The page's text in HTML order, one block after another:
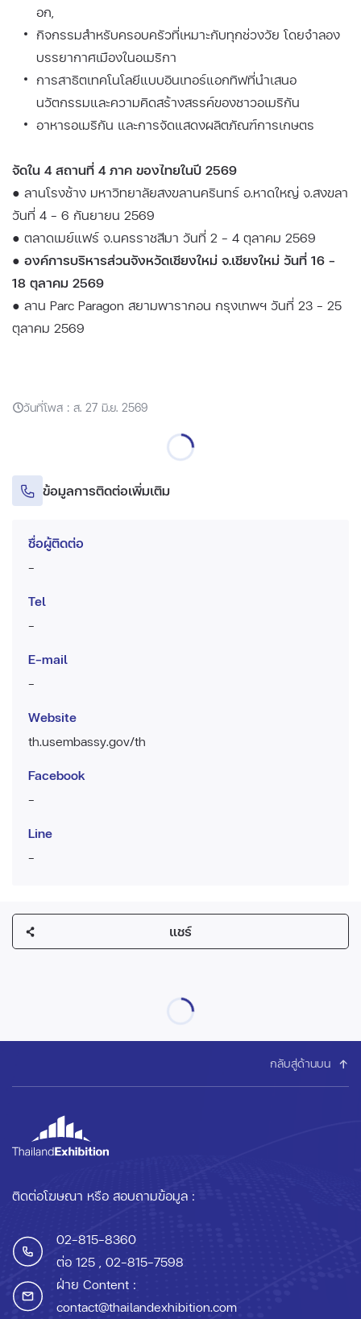
อก,
กิจกรรมสําหรับครอบครัวที่เหมาะกับทุกช่วงวัย โดยจำลอง
บรรยากาศเมืองในอเมริกา
การสาธิตเทคโนโลยีแบบอินเทอร์แอกทิฟที่นําเสนอ
นวัตกรรมและความคิดสร้างสรรค์ของชาวอเมริกัน
อาหารอเมริกัน และการจัดแสดงผลิตภัณฑ์การเกษตร
จัดใน 4 สถานที่ 4 ภาค ของไทยในปี 2569
● ลานโรงช้าง มหาวิทยาลัยสงขลานครินทร์ อ.หาดใหญ่ จ.สงขลา
วันที่ 4 - 6 กันยายน 2569
● ตลาดเมย์แฟร์ จ.นครราชสีมา วันที่ 2 - 4 ตุลาคม 2569
● องค์การบริหารส่วนจังหวัดเชียงใหม่ จ.เชียงใหม่ วันที่ 16 -
18 ตุลาคม 2569
● ลาน Parc Paragon สยามพารากอน กรุงเทพฯ วันที่ 23 - 25
ตุลาคม 2569
วันที่โพส : ส. 27 มิ.ย. 2569
ข้อมูลการติดต่อเพิ่มเติม
ชื่อผู้ติดต่อ
-
Tel
-
E-mail
-
Website
th.usembassy.gov/th
Facebook
-
Line
-
แชร์
กลับสู่ด้านบน
ติดต่อโฆษณา หรือ สอบถามข้อมูล :
02-815-8360
ต่อ 125 , 02-815-7598
ฝ่าย Content :
contact@thailandexhibition.com